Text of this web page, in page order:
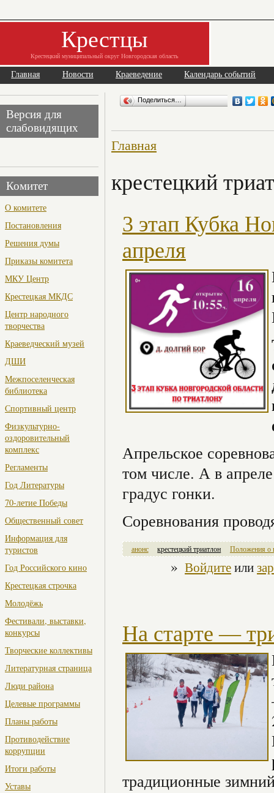
Крестцы
Крестецкий муниципальный округ Новгородская область
Главная Новости Краеведение Календарь событий
Версия для
слабовидящих
Комитет
О комитете
Постановления
Решения думы
Приказы комитета
МКУ Центр
Крестецкая МКДС
Центр народного
творчества
Краеведческий музей
ДШИ
Межпоселенческая
библиотека
Спортивный центр
Физкультурно-
оздоровительный
комплекс
Регламенты
Год Литературы
70-летие Победы
Общественный совет
Информация для
туристов
Год Российского кино
Крестецкая строчка
Молодёжь
Фестивали, выставки,
конкурсы
Творческие коллективы
Литературная страница
Люди района
Целевые программы
Планы работы
Противодействие
коррупции
Итоги работы
Уставы
Поделиться…
Главная
крестецкий
3 этап Кубка
апреля
Апрельское
том числе. А в
градус гонки.
Соревнования
анонс крестецкий триатлон Положения о
» Войдитеили
На старте —
традиционные